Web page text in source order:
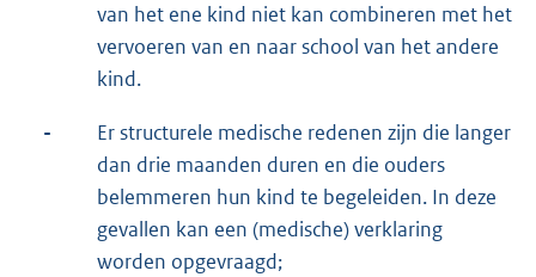
van het ene kind niet kan combineren met het
vervoeren van en naar school van het andere
kind.
-
Er structurele medische redenen zijn die langer
dan drie maanden duren en die ouders
belemmeren hun kind te begeleiden. In deze
gevallen kan een (medische) verklaring
worden opgevraagd;